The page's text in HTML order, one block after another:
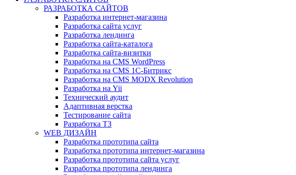
РАЗРАБОТКА САЙТОВ
Разработка интернет-магазина
Разработка сайта услуг
Разработка лендинга
Разработка сайта-каталога
Разработка сайта-визитки
Разработка на CMS WordPress
Разработка на CMS 1С-Битрикс
Разработка на CMS MODX Revolution
Разработка на Yii
Технический аудит
Адаптивная верстка
Тестирование сайта
Разработка ТЗ
WEB ДИЗАЙН
Разработка прототипа сайта
Разработка прототипа интернет-магазина
Разработка прототипа сайта услуг
Разработка прототипа лендинга